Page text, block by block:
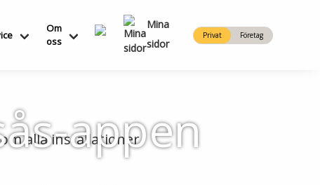
Om
oss
Mina
sidor
Privat Företag
appen
alla installationer